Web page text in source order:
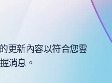
更新內容以符合您雲
消息。